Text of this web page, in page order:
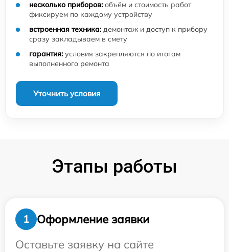
несколько приборов: объём и стоимость работ
фиксируем по каждому устройству
встроенная техника: демонтаж и доступ к прибору
сразу закладываем в смету
гарантия: условия закрепляются по итогам
выполненного ремонта
Уточнить условия
Этапы работы
1
Оформление заявки
Оставьте заявку на сайте